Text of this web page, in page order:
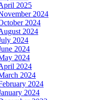
2025
2024
2024
2024
2024
2024
2024
2024
2024
2024
2024